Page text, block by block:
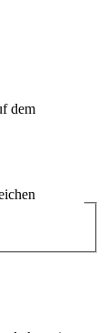
dem